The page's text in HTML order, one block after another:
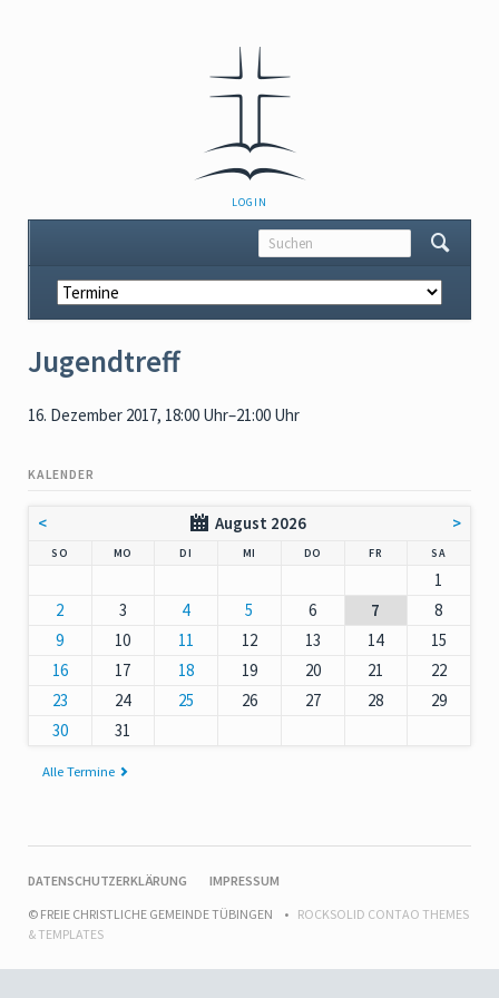
NAVIGATION
ÜBERSPRINGEN
LOGIN
Navigation
überspringen
Jugendtreff
16. Dezember 2017, 18:00 Uhr–21:00 Uhr
KALENDER
< August 2026 >
SO MO DI MI DO NNERSTAG
FR SAMSTAG
1
2
3 4 5 6 7
8
9
10 11 12 13 14
15
16
17 18 19 20 21
22
23
24 25 26 27 28
29
30
31
Alle Termine
NAVIGATION
DATENSCHUTZERKLÄRUNG
IMPRESSUM
© FREIE CHRISTLICHE GEMEINDE TÜBINGEN
ROCKSOLID CONTAO THEMES
& TEMPLATES